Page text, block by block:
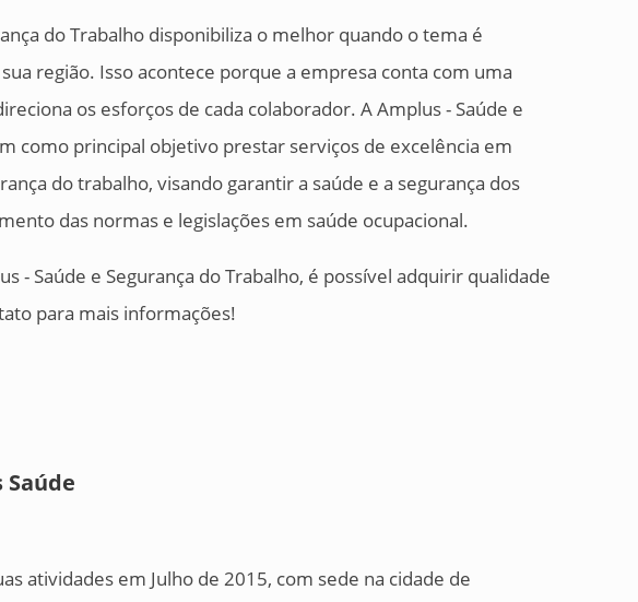
do Trabalho disponibiliza o melhor quando o tema é
região. Isso acontece porque a empresa conta com uma
os esforços de cada colaborador. A Amplus - Saúde e
como principal objetivo prestar serviços de excelência em
do trabalho, visando garantir a saúde e a segurança dos
das normas e legislações em saúde ocupacional.
- Saúde e Segurança do Trabalho, é possível adquirir qualidade
para mais informações!
atividades em Julho de 2015, com sede na cidade de